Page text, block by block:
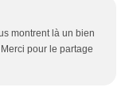
montrent là un bien
pour le partage